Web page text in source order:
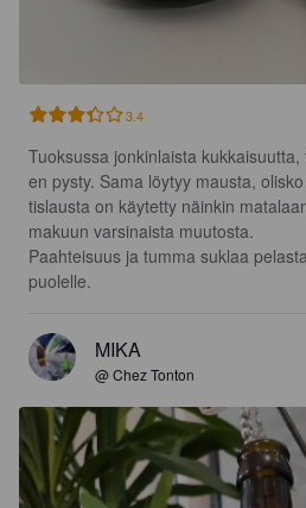
3.4
Tuoksussa jonkinlaista
en pysty. Sama löytyy mausta,
tislausta on käytetty näinkin
makuun varsinaista muutosta.
Paahteisuus ja tumma suklaa
puolelle.
MIKA
@ Chez Tonton